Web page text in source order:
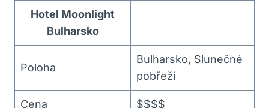
Hotel Moonlight
Bulharsko
Poloha
Bulharsko, Slunečné
pobřeží
Cena $$$$